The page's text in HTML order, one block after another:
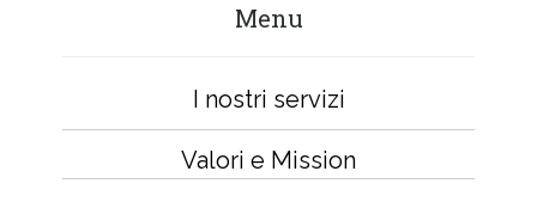
Menu
I nostri servizi
Valori e Mission